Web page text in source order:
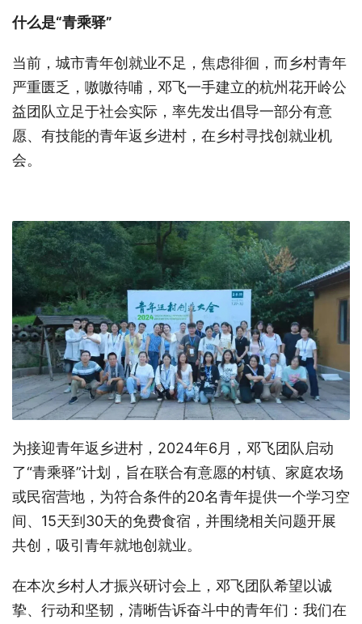
什么是“青乘驿”
当前，城市青年创就业不足，焦虑徘徊，而乡村青年
严重匮乏，嗷嗷待哺，邓飞一手建立的杭州花开岭公
益团队立足于社会实际，率先发出倡导一部分有意
愿、有技能的青年返乡进村，在乡村寻找创就业机
会。
为接迎青年返乡进村，2024年6月，邓飞团队启动
了“青乘驿”计划，旨在联合有意愿的村镇、家庭农场
或民宿营地，为符合条件的20名青年提供一个学习空
间、15天到30天的免费食宿，并围绕相关问题开展
共创，吸引青年就地创就业。
在本次乡村人才振兴研讨会上，邓飞团队希望以诚
挚、行动和坚韧，清晰告诉奋斗中的青年们：我们在